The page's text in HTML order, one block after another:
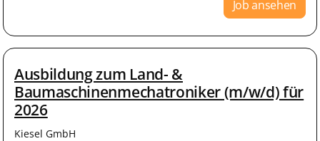
Job ansehen
Ausbildung zum Land- &
Baumaschinenmechatroniker (m/w/d) für
2026
Kiesel GmbH